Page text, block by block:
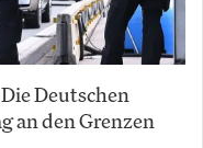
Deutschen
an den Grenzen